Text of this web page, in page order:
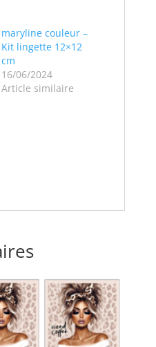
maryline couleur –
Kit lingette 12×12
cm
16/06/2024
Article similaire